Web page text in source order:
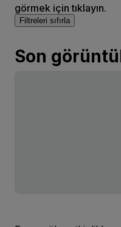
görmek için tıklayın.
Filtreleri sıfırla
Son